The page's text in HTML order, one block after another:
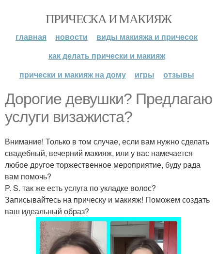
ПРИЧЕСКА И МАКИЯЖ
главная новости
виды макияжа и причесок
как делать прически и макияж
прически и макияж на дому
игры отзывы
Дорогие девушки? Предлагаю
услуги визажиста?
Внимание! Только в том случае, если вам нужно сделать
свадебный, вечерний макияж, или у вас намечается
любое другое торжественное мероприятие, буду рада
вам помочь?
P. S. так же есть услуга по укладке волос?
Записывайтесь на прическу и макияж! Поможем создать
ваш идеальный образ?